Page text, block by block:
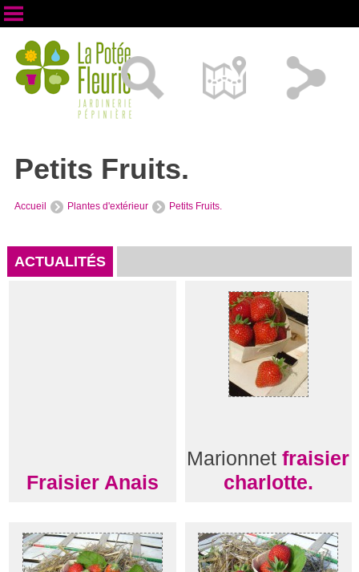
Petits Fruits.
Accueil Plantes d'extérieur Petits Fruits.
ACTUALITÉS
Fraisier Anais
Marionnet fraisier
charlotte.